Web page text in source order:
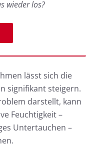
wieder los?
lässt sich die
signifikant steigern.
darstellt, kann
Feuchtigkeit –
Untertauchen –